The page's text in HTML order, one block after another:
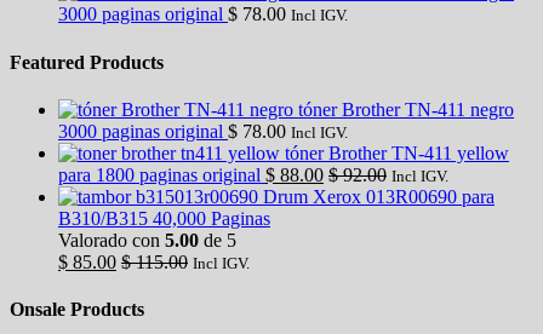
3000 paginas original $ 78.00 Incl IGV.
Featured Products
tóner Brother TN-411 negro
3000 paginas original $ 78.00 Incl IGV.
tóner Brother TN-411 yellow
para 1800 paginas original $ 88.00 $92.00 Incl IGV.
Drum Xerox 013R00690 para
B310/B315 40,000 Paginas
Valorado con 5.00 de 5
$ 85.00 $115.00 Incl IGV.
Onsale Products